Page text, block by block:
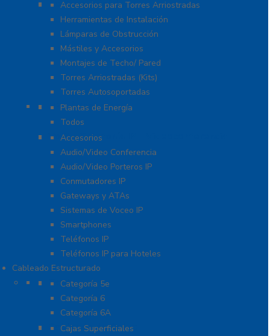
Torres y Mástiles
Accesorios para Torres Arriostradas
Herramientas de Instalación
Lámparas de Obstrucción
Mástiles y Accesorios
Montajes de Techo/ Pared
Torres Arriostradas (Kits)
Torres Autosoportadas
UPS / Respaldo
Plantas de Energía
Todos
VoIP – Telefonía IP – Videoconferencia
Accesorios
Audio/Video Conferencia
Audio/Video Porteros IP
Conmutadores IP
Gateways y ATAs
Sistemas de Voceo IP
Smartphones
Teléfonos IP
Teléfonos IP para Hoteles
Cableado Estructurado
Cable
Categoría 5e
Categoría 6
Categoría 6A
Cableado de Cobre
Cajas Superficiales